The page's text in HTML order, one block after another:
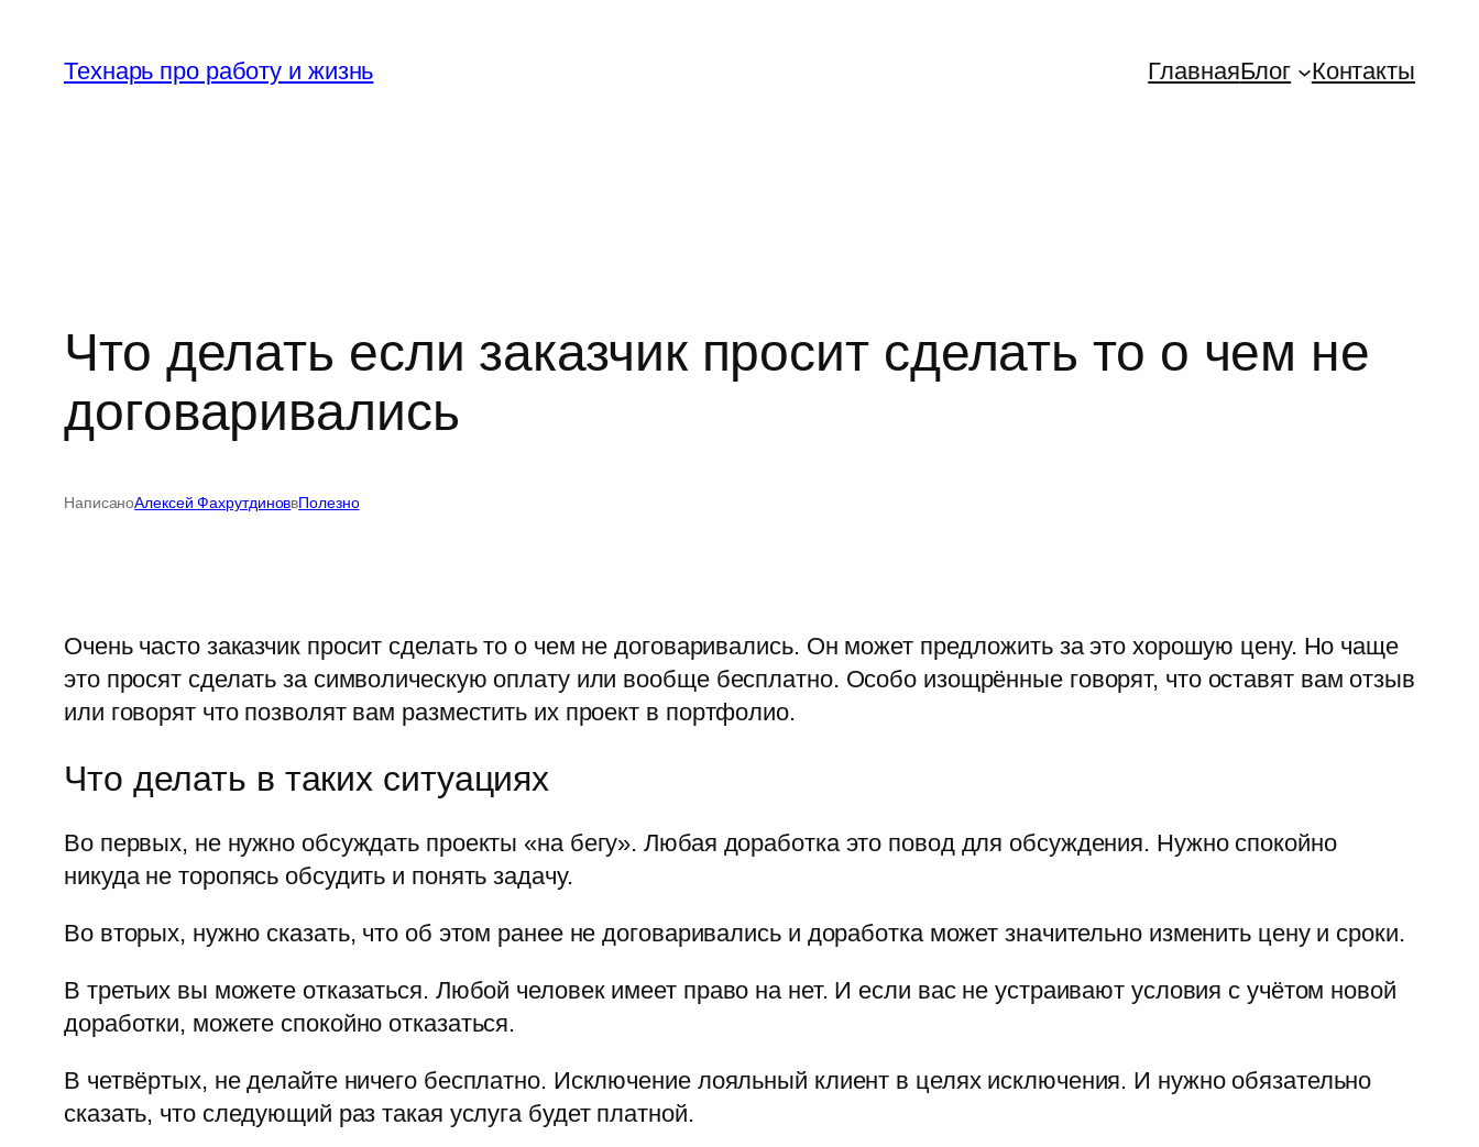
содержимому
Технарь про работу и жизнь ГлавнаяБлог Контакты
Что делать если заказчик просит сделать то о чем не
договаривались
НаписаноАлексей ФахрутдиноввПолезно
Очень часто заказчик просит сделать то о чем не договаривались. Он может предложить за это хорошую цену. Но чаще
это просят сделать за символическую оплату или вообще бесплатно. Особо изощрённые говорят, что оставят вам отзыв
или говорят что позволят вам разместить их проект в портфолио.
Что делать в таких ситуациях
Во первых, не нужно обсуждать проекты «на бегу». Любая доработка это повод для обсуждения. Нужно спокойно
никуда не торопясь обсудить и понять задачу.
Во вторых, нужно сказать, что об этом ранее не договаривались и доработка может значительно изменить цену и сроки.
В третьих вы можете отказаться. Любой человек имеет право на нет. И если вас не устраивают условия с учётом новой
доработки, можете спокойно отказаться.
В четвёртых, не делайте ничего бесплатно. Исключение лояльный клиент в целях исключения. И нужно обязательно
сказать, что следующий раз такая услуга будет платной.